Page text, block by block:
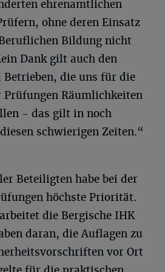
ehrenamtlichen
ohne deren Einsatz
Bildung nicht
Dank gilt auch den
Betrieben, die uns für die
Räumlichkeiten
- das gilt in noch
schwierigen Zeiten.“
Beteiligten habe bei der
höchste Priorität.
die Bergische IHK
daran, die Auflagen zu
vor Ort